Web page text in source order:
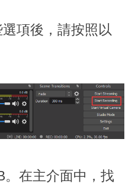
項後，請按照以
。在主介面中，找